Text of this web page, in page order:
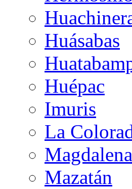
Huásabas
Huépac
Imuris
La
Magdalena
Mazatán